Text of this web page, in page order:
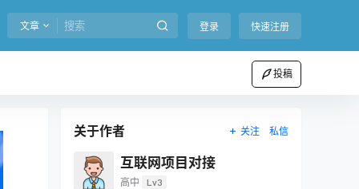
文章 登录 快速注册
投稿
关于作者 关注 私信
互联网项目对接
高中 Lv3